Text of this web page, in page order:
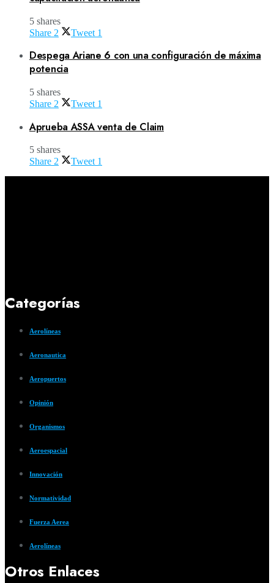
5 shares
Share 2 Tweet 1
Despega Ariane 6 con una configuración de máxima
potencia
5 shares
Share 2 Tweet 1
Aprueba ASSA venta de Claim
5 shares
Share 2 Tweet 1
Categorías
Aerolíneas
Aeronautica
Aeropuertos
Opinión
Organismos
Aeroespacial
Innovación
Normatividad
Fuerza Aerea
Aerolíneas
Otros Enlaces